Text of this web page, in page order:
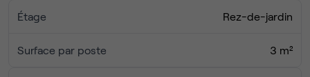
Étage Rez-de-jardin
Surface par poste 3 m²